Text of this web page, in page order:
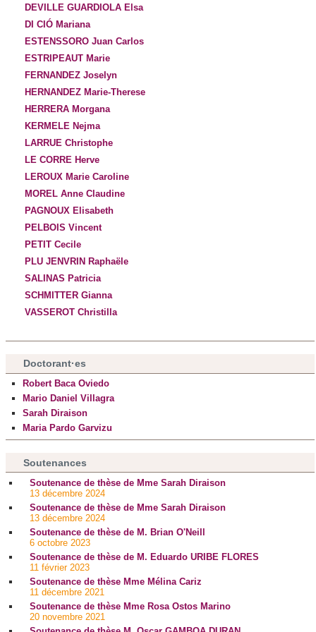
DEVILLE GUARDIOLA Elsa
DI CIÓ Mariana
ESTENSSORO Juan Carlos
ESTRIPEAUT Marie
FERNANDEZ Joselyn
HERNANDEZ Marie-Therese
HERRERA Morgana
KERMELE Nejma
LARRUE Christophe
LE CORRE Herve
LEROUX Marie Caroline
MOREL Anne Claudine
PAGNOUX Elisabeth
PELBOIS Vincent
PETIT Cecile
PLU JENVRIN Raphaële
SALINAS Patricia
SCHMITTER Gianna
VASSEROT Christilla
Doctorant·es
Robert Baca Oviedo
Mario Daniel Villagra
Sarah Diraison
Maria Pardo Garvizu
Soutenances
Soutenance de thèse de Mme Sarah Diraison
13 décembre 2024
Soutenance de thèse de Mme Sarah Diraison
13 décembre 2024
Soutenance de thèse de M. Brian O'Neill
6 octobre 2023
Soutenance de thèse de M. Eduardo URIBE FLORES
11 février 2023
Soutenance de thèse Mme Mélina Cariz
11 décembre 2021
Soutenance de thèse Mme Rosa Ostos Marino
20 novembre 2021